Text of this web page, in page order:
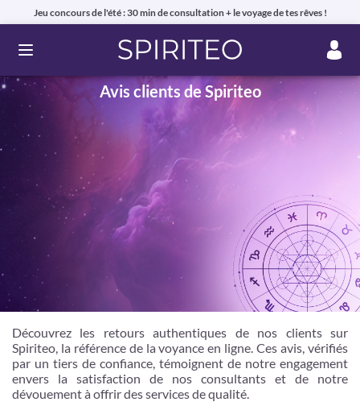
Jeu concours de l'été : 30 min de consultation + le voyage de tes rêves !
Ouvrir le menu
Avis clients de Spiriteo
Voyance privée en ligne par téléphone, chat ou mail
99% de clients satisfaits, avis authentiques !
Découvrez les retours authentiques de nos clients sur
Spiriteo, la référence de la voyance en ligne. Ces avis, vérifiés
par un tiers de confiance, témoignent de notre engagement
envers la satisfaction de nos consultants et de notre
dévouement à offrir des services de qualité.